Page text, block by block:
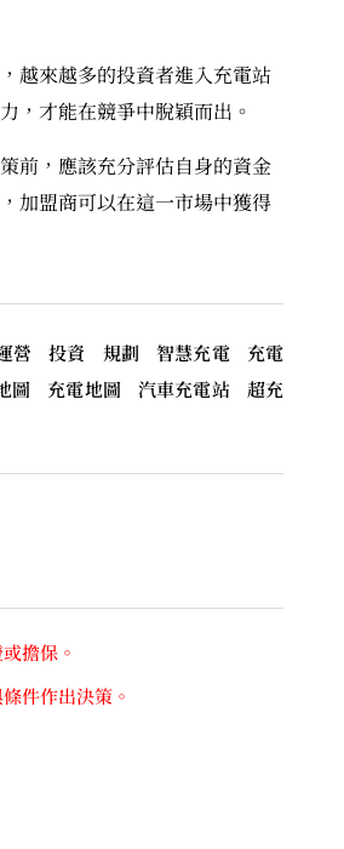
越來越多的投資者進入充電站
，才能在競爭中脫穎而出。
前，應該充分評估自身的資金
加盟商可以在這一市場中獲得
營 投資 規劃 智慧充電 充電
圖 充電地圖 汽車充電站 超充
擔保。
件作出決策。